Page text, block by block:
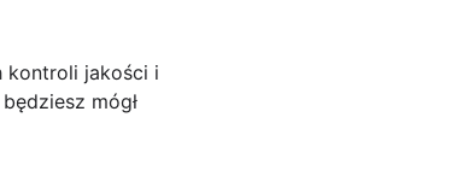
kontroli jakości i
mógł